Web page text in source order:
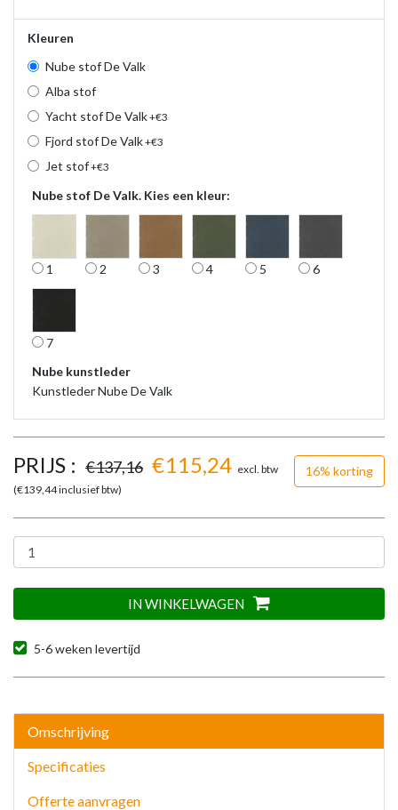
Kleuren
Nube stof De Valk
Alba stof
Yacht stof De Valk+€3
Fjord stof De Valk+€3
Jet stof+€3
Nube stof De Valk. Kies een kleur:
1 2 3 4 5 6
7
Nube kunstleder
Kunstleder Nube De Valk
PRIJS : €137,16 €115,24 excl. btw 16% korting
(€139,44inclusief btw)
IN WINKELWAGEN
5-6 weken levertijd
Omschrijving
Specificaties
Offerte aanvragen